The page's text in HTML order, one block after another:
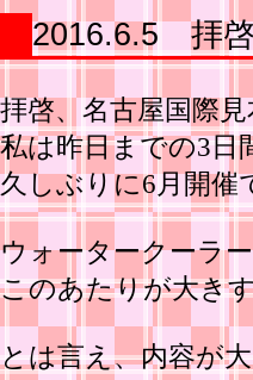
2016.6.5 拝啓
拝啓、名古屋国際
私は昨日までの3日
久しぶりに6月開催
ウォータークーラ
このあたりが大き
とは言え、内容が